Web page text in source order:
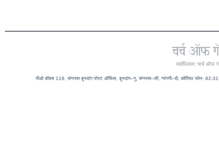
सर्वाधिकार: चर्च ऑफ
पीओ बॉक्स 119, संगनाम बुनदांग पोस्ट ऑफिस, बुनदांग–गु, संगनाम–सी, ग्यंगगी–दो, कोरिया/